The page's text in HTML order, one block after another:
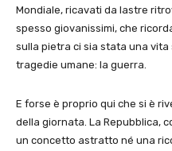
Mondiale, ricavati da lastre
spesso giovanissimi, che
sulla pietra ci sia stata una
tragedie umane: la guerra.
E forse è proprio qui che si è
della giornata. La Repubblica,
un concetto astratto né una